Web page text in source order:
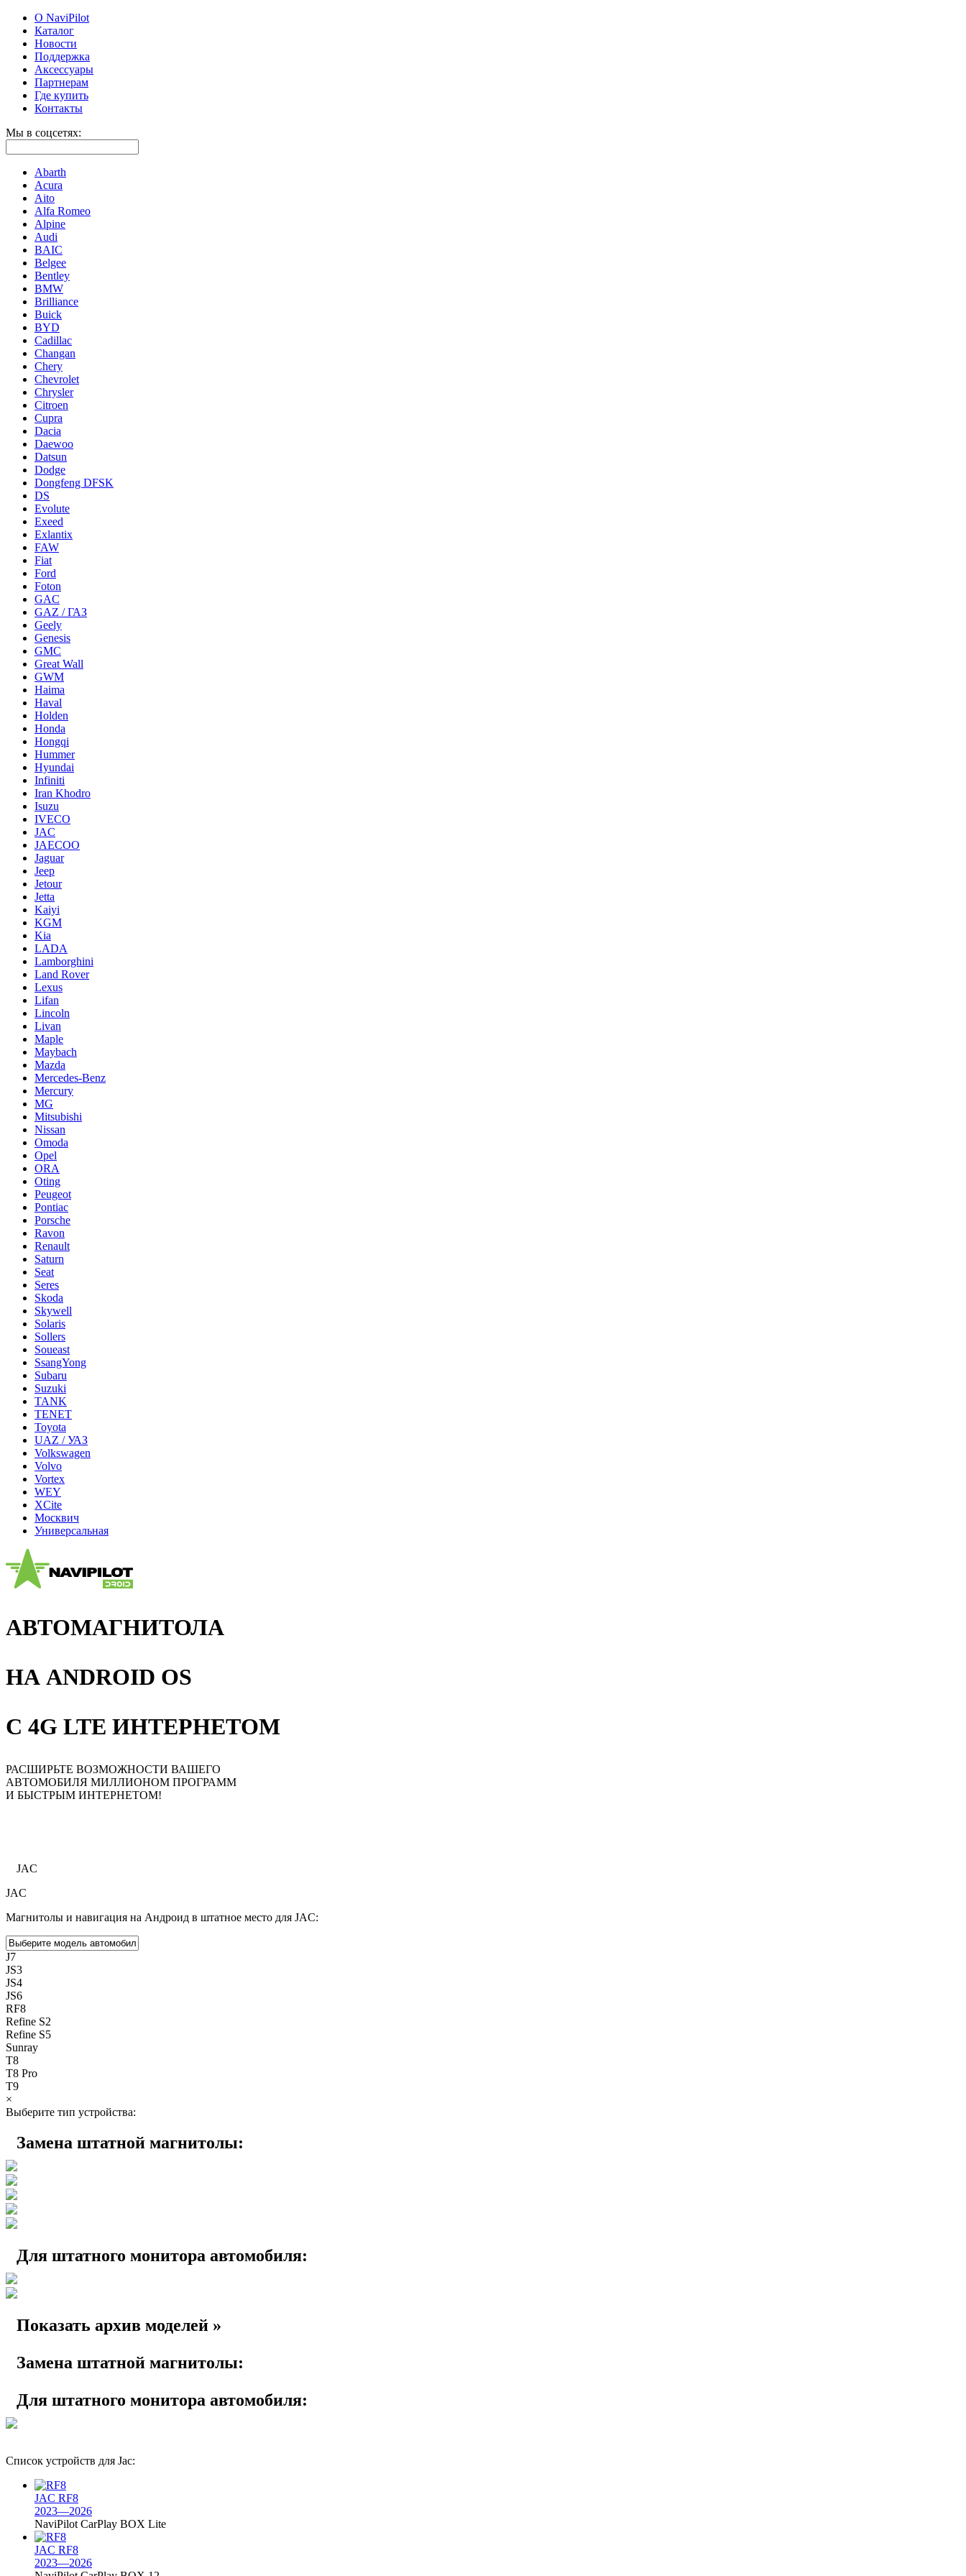
О NaviPilot
Каталог
Новости
Поддержка
Аксессуары
Партнерам
Где купить
Контакты
Мы в соцсетях:
Abarth
Acura
Aito
Alfa Romeo
Alpine
Audi
BAIC
Belgee
Bentley
BMW
Brilliance
Buick
BYD
Cadillac
Changan
Chery
Chevrolet
Chrysler
Citroen
Cupra
Dacia
Daewoo
Datsun
Dodge
Dongfeng DFSK
DS
Evolute
Exeed
Exlantix
FAW
Fiat
Ford
Foton
GAC
GAZ / ГАЗ
Geely
Genesis
GMC
Great Wall
GWM
Haima
Haval
Holden
Honda
Hongqi
Hummer
Hyundai
Infiniti
Iran Khodro
Isuzu
IVECO
JAC
JAECOO
Jaguar
Jeep
Jetour
Jetta
Kaiyi
KGM
Kia
LADA
Lamborghini
Land Rover
Lexus
Lifan
Lincoln
Livan
Maple
Maybach
Mazda
Mercedes-Benz
Mercury
MG
Mitsubishi
Nissan
Omoda
Opel
ORA
Oting
Peugeot
Pontiac
Porsche
Ravon
Renault
Saturn
Seat
Seres
Skoda
Skywell
Solaris
Sollers
Soueast
SsangYong
Subaru
Suzuki
TANK
TENET
Toyota
UAZ / УАЗ
Volkswagen
Volvo
Vortex
WEY
XCite
Москвич
Универсальная
АВТОМАГНИТОЛА
НА ANDROID OS
С 4G LTE ИНТЕРНЕТОМ
РАСШИРЬТЕ ВОЗМОЖНОСТИ ВАШЕГО
АВТОМОБИЛЯ МИЛЛИОНОМ ПРОГРАММ
И БЫСТРЫМ ИНТЕРНЕТОМ!
JAC
JAC
Магнитолы и навигация на Андроид в штатное место для JAC:
J7
JS3
JS4
JS6
RF8
Refine S2
Refine S5
Sunray
T8
T8 Pro
T9
×
Выберите тип устройства:
Замена штатной магнитолы:
Для штатного монитора автомобиля:
Показать архив моделей »
Замена штатной магнитолы:
Для штатного монитора автомобиля:
Список устройств для Jac:
JAC RF8
2023—2026
NaviPilot CarPlay BOX Lite
JAC RF8
2023—2026